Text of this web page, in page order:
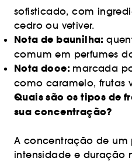
sofisticado, com
cedro ou vetiver.
Nota de baunilha:
comum em perfumes
Nota doce: marcada
como caramelo, frutas
Quais são os tipos de
sua concentração?
A concentração de um
intensidade e duração